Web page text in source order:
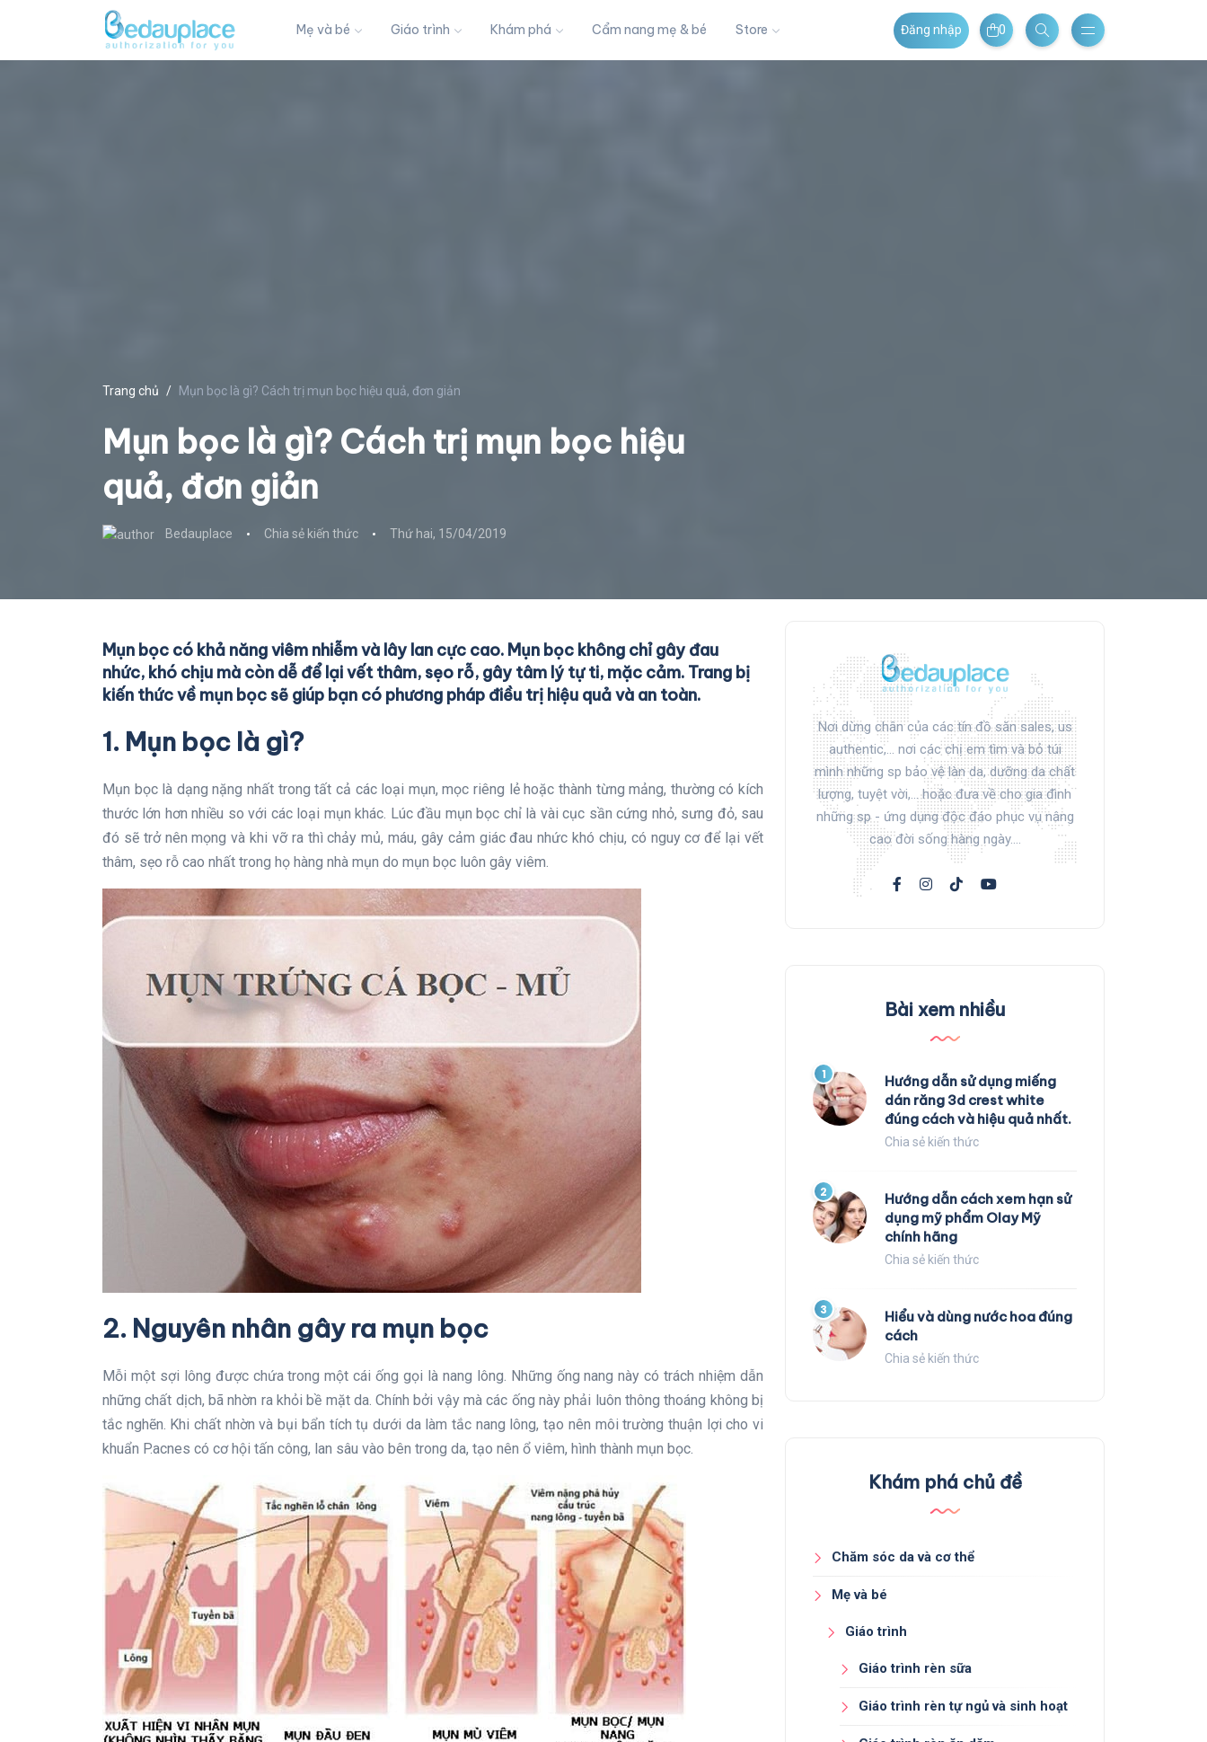
Mẹ và bé Giáo trình Khám phá Cẩm nang mẹ & bé Store Đăng nhập 0
Trang chủ Mụn bọc là gì? Cách trị mụn bọc hiệu quả, đơn giản
Mụn bọc là gì? Cách trị mụn bọc hiệu
quả, đơn giản
Bedauplace Chia sẻ kiến thức Thứ hai, 15/04/2019
Mụn bọc có khả năng viêm nhiễm và lây lan cực cao. Mụn bọc không chỉ gây đau
nhức, khó chịu mà còn dễ để lại vết thâm, sẹo rỗ, gây tâm lý tự ti, mặc cảm. Trang bị
kiến thức về mụn bọc sẽ giúp bạn có phương pháp điều trị hiệu quả và an toàn.
1. Mụn bọc là gì?
Mụn bọc là dạng nặng nhất trong tất cả các loại mụn, mọc riêng lẻ hoặc thành từng mảng, thường có kích
thước lớn hơn nhiều so với các loại mụn khác. Lúc đầu mụn bọc chỉ là vài cục sần cứng nhỏ, sưng đỏ, sau
đó sẽ trở nên mọng và khi vỡ ra thì chảy mủ, máu, gây cảm giác đau nhức khó chịu, có nguy cơ để lại vết
thâm, sẹo rỗ cao nhất trong họ hàng nhà mụn do mụn bọc luôn gây viêm.
2. Nguyên nhân gây ra mụn bọc
Mỗi một sợi lông được chứa trong một cái ống gọi là nang lông. Những ống nang này có trách nhiệm dẫn
những chất dịch, bã nhờn ra khỏi bề mặt da. Chính bởi vậy mà các ống này phải luôn thông thoáng không bị
tắc nghẽn. Khi chất nhờn và bụi bẩn tích tụ dưới da làm tắc nang lông, tạo nên môi trường thuận lợi cho vi
khuẩn P.acnes có cơ hội tấn công, lan sâu vào bên trong da, tạo nên ổ viêm, hình thành mụn bọc.
Nơi dừng chân của các tín đồ săn sales, us
authentic,... nơi các chị em tìm và bỏ túi
mình những sp bảo vệ làn da, dưỡng da chất
lượng, tuyệt vời,... hoặc đưa về cho gia đình
những sp - ứng dụng độc đáo phục vụ nâng
cao đời sống hàng ngày....
Bài xem nhiều
1
Hướng dẫn sử dụng miếng
dán răng 3d crest white
đúng cách và hiệu quả nhất.
Chia sẻ kiến thức
2
Hướng dẫn cách xem hạn sử
dụng mỹ phẩm Olay Mỹ
chính hãng
Chia sẻ kiến thức
3
Hiểu và dùng nước hoa đúng
cách
Chia sẻ kiến thức
Khám phá chủ đề
Chăm sóc da và cơ thể
Mẹ và bé
Giáo trình
Giáo trình rèn sữa
Giáo trình rèn tự ngủ và sinh hoạt